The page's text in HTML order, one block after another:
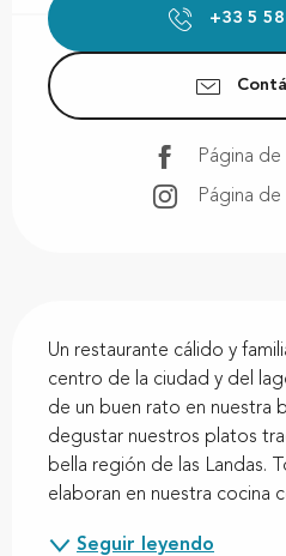
+33 5
Página
Página
Un restaurante cálido y
centro de la ciudad y del
de un buen rato en nuestra
degustar nuestros platos
bella región de las Landas.
elaboran en nuestra cocina
Seguir leyendo